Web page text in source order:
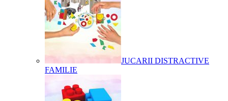
JUCARII DISTRACTIVE
FAMILIE